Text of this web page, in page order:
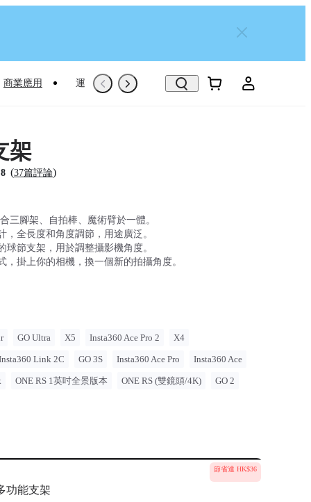
商業應用 運動專屬推薦 Trade-In 翻新機
架
(37篇評論)
三腳架、自拍棒、魔術臂於一體。
，全長度和角度調節，用途廣泛。
球節支架，用於調整攝影機角度。
，掛上你的相機，換一個新的拍攝角度。
GO Ultra X5 Insta360 Ace Pro 2 X4
Link 2C GO 3S Insta360 Ace Pro Insta360 Ace
ONE RS 1英吋全景版本 ONE RS (雙鏡頭/4K) GO 2
節省達 HK$36
功能支架